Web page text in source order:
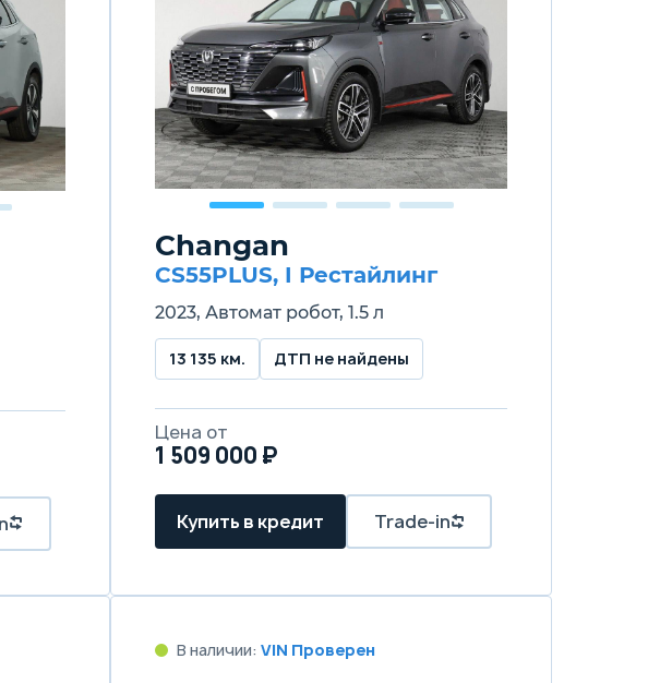
Changan
CS55PLUS, I Рестайлинг
2023, Автомат робот, 1.5 л
13 135 км. ДТП не найдены
Цена от
1 509 000 ₽
Купить в кредит Trade-in
В наличии: VIN Проверен